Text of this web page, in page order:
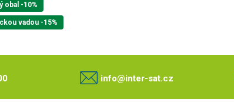
obal -10%
vadou -15%
info@inter-sat.cz